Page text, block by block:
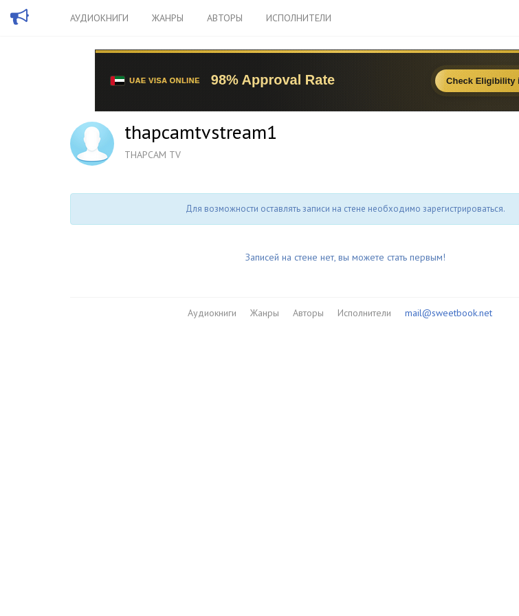
АУДИОКНИГИ ЖАНРЫ АВТОРЫ ИСПОЛНИТЕЛИ
thapcamtvstream1
THAPCAM TV
Для возможности оставлять записи на стене необходимо зарегистрироваться.
Записей на стене нет, вы можете стать первым!
Аудиокниги Жанры Авторы Исполнители mail@sweetbook.net